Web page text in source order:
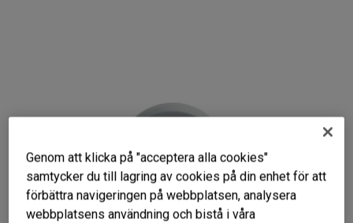
Genom att klicka på "acceptera alla cookies"
samtycker du till lagring av cookies på din enhet för att
förbättra navigeringen på webbplatsen, analysera
webbplatsens användning och bistå i våra